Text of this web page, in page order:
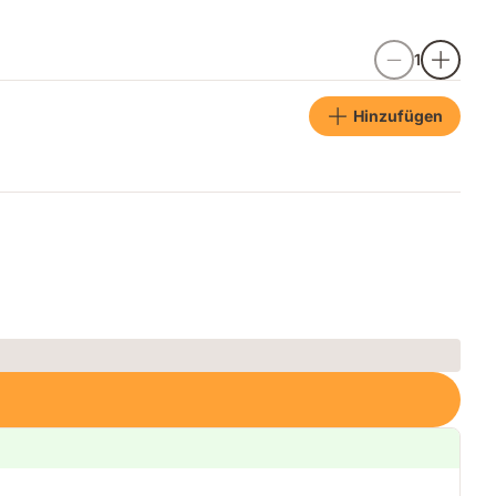
1
Hinzufügen